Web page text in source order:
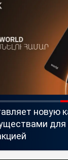
новую
для